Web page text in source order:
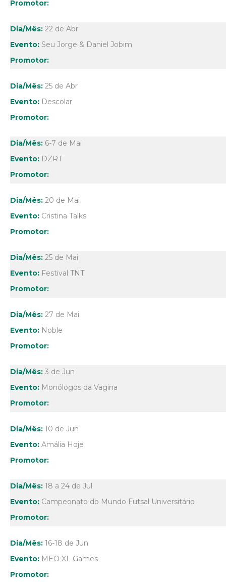
22 de Abr
Seu Jorge & Daniel Jobim
25 de Abr
Descolar
6-7 de Mai
DZRT
20 de Mai
Cristina Talks
25 de Mai
Festival TNT
27 de Mai
Noble
3 de Jun
Monólogos da Vagina
10 de Jun
Amália Hoje
18 a 24 de Jul
Campeonato do Mundo Futsal Universitário
16-18 de Jun
MEO XL Games